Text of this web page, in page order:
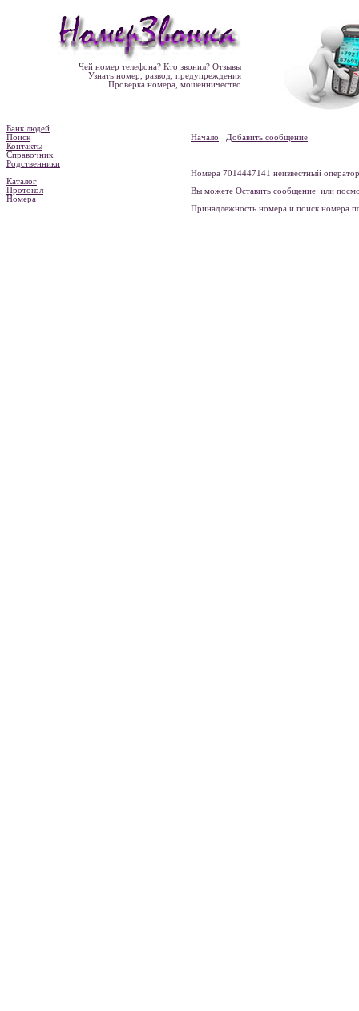
Чей номер телефона? Кто звонил? Отзывы
Узнать номер, развод, предупреждения
Проверка номера, мошенничество
Банк людей
Поиск
Контакты
Справочник
Родственники
Каталог
Протокол
Номера
Начало Добавить сообщение
Номера 7014447141 неизвестный оператор
Вы можете Оставить сообщение или
Принадлежность номера и поиск номера